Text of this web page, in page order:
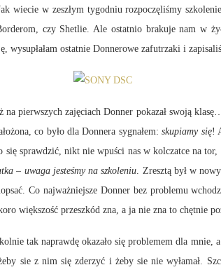
zeszłym tygodniu rozpoczęliśmy szkolenie
czy Shetlie. Ale ostatnio brakuje nam w
wysupłałam ostatnie Donnerowe zafutrzaki i
zajęciach Donner pokazał swoją klasę… a
co było dla Donnera sygnałem:skupiamy się!
się sprawdzić, nikt nie wpuści nas w kolczatce na
– uwaga jesteśmy na szkoleniu. Zresztą był w
Co najważniejsze Donner bez problemu
większość przeszkód zna, a ja nie zna to chętnie
okazało się problemem dla mnie, a
sie z nim się zderzyć i żeby sie nie wyłamał.